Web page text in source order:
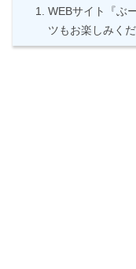
WEBサイト『ぶ
ツもお楽しみく